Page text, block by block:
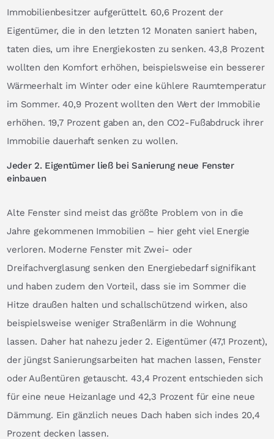
Immobilienbesitzer aufgerüttelt. 60,6 Prozent der
Eigentümer, die in den letzten 12 Monaten saniert haben,
taten dies, um ihre Energiekosten zu senken. 43,8 Prozent
wollten den Komfort erhöhen, beispielsweise ein besserer
Wärmeerhalt im Winter oder eine kühlere Raumtemperatur
im Sommer. 40,9 Prozent wollten den Wert der Immobilie
erhöhen. 19,7 Prozent gaben an, den CO2-Fußabdruck ihrer
Immobilie dauerhaft senken zu wollen.
Jeder 2. Eigentümer ließ bei Sanierung neue Fenster
einbauen
Alte Fenster sind meist das größte Problem von in die
Jahre gekommenen Immobilien – hier geht viel Energie
verloren. Moderne Fenster mit Zwei- oder
Dreifachverglasung senken den Energiebedarf signifikant
und haben zudem den Vorteil, dass sie im Sommer die
Hitze draußen halten und schallschützend wirken, also
beispielsweise weniger Straßenlärm in die Wohnung
lassen. Daher hat nahezu jeder 2. Eigentümer (47,1 Prozent),
der jüngst Sanierungsarbeiten hat machen lassen, Fenster
oder Außentüren getauscht. 43,4 Prozent entschieden sich
für eine neue Heizanlage und 42,3 Prozent für eine neue
Dämmung. Ein gänzlich neues Dach haben sich indes 20,4
Prozent decken lassen.